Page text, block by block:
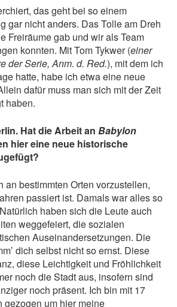
das geht bei so einem
gar nicht anders. Das Tolle am Dreh
Freiräume gab und wir als Team
konnten. Mit Tom Tykwer (einer
der Serie, Anm. d. Red.), mit dem ich
hatte, habe ich etwa eine neue
dafür muss man sich mit der Zeit
haben.
Hat die Arbeit anBabylon
hier eine neue historische
an bestimmten Orten vorzustellen,
passiert ist. Damals war alles so
haben sich die Leute auch
weggefeiert, die sozialen
Auseinandersetzungen. Die
dich selbst nicht so ernst. Diese
diese Leichtigkeit und Fröhlichkeit
noch die Stadt aus, insofern sind
noch präsent. Ich bin mit 17
gezogen um hier meine